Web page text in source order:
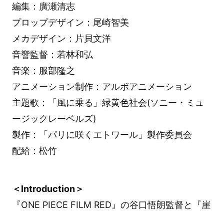
編集：廣瀬清志
プロップデザイン：尾崎智美
メカデザイン：片貝文洋
音響監督：若林和弘
音楽：服部隆之
アニメーション制作：アルボアニメーション
主題歌：「風に乗る」緑黄色社会(ソニー・ミュ
ージックレーベルズ)
製作：「パリに咲くエトワール」製作委員会
配給：松竹
＜Introduction＞
『ONE PIECE FILM RED』の谷口悟朗監督と『崖